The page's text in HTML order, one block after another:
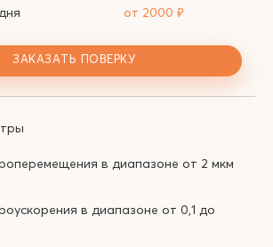
от 2000 ₽
ЗАКАЗАТЬ ПОВЕРКУ
в диапазоне от 2 мкм
в диапазоне от 0,1 до